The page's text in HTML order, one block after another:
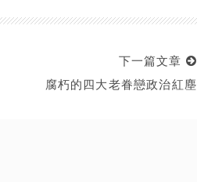
下一篇文章
腐朽的四大老眷戀政治紅塵